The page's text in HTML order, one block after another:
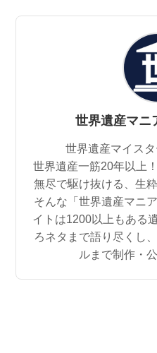
世界遺産マニ
世界遺産マイス
世界遺産一筋20年以上
無尽で駆け抜ける、生
そんな「世界遺産マニ
イトは1200以上もある
ろネタまで語り尽くし
ルまで制作・